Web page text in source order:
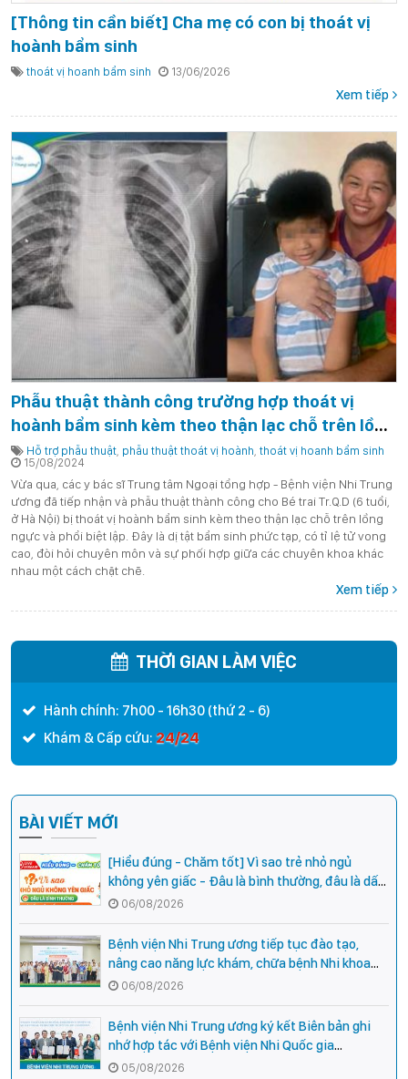
[Thông tin cần biết] Cha mẹ có con bị thoát vị
hoành bẩm sinh
thoát vị hoanh bẩm sinh 13/06/2026
Xem tiếp
Phẫu thuật thành công trường hợp thoát vị
hoành bẩm sinh kèm theo thận lạc chỗ trên lồng
ngực và phổi biệt lập
Hỗ trợ phẫu thuật phẫu thuật thoát vị hoành thoát vị hoanh bẩm sinh
15/08/2024
Vừa qua, các y bác sĩ Trung tâm Ngoại tổng hợp - Bệnh viện Nhi Trung
ương đã tiếp nhận và phẫu thuật thành công cho Bé trai Tr.Q.D (6 tuổi,
ở Hà Nội) bị thoát vị hoành bẩm sinh kèm theo thận lạc chỗ trên lồng
ngực và phổi biệt lập. Đây là dị tật bẩm sinh phức tạp, có tỉ lệ tử vong
cao, đòi hỏi chuyên môn và sự phối hợp giữa các chuyên khoa khác
nhau một cách chặt chẽ.
Xem tiếp
THỜI GIAN LÀM VIỆC
Hành chính: 7h00 - 16h30 (thứ 2 - 6)
Khám & Cấp cứu: 24/24
BÀI VIẾT MỚI
[Hiểu đúng - Chăm tốt] Vì sao trẻ nhỏ ngủ
không yên giấc - Đâu là bình thường, đâu là dấu
hiệu cần đi khám ngay?
06/08/2026
Bệnh viện Nhi Trung ương tiếp tục đào tạo,
nâng cao năng lực khám, chữa bệnh Nhi khoa
cho cán bộ y tế tại các tỉnh miền núi phía Bắc
06/08/2026
Bệnh viện Nhi Trung ương ký kết Biên bản ghi
nhớ hợp tác với Bệnh viện Nhi Quốc gia
Campuchia
05/08/2026